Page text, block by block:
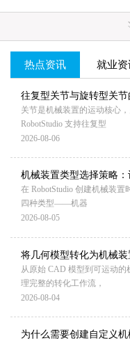
热点资讯 就业资
往复型关节与旋转型关
关节是机械装置的运动核心
RobotStudio 支持往复型
2026-08-06
机械装置类型选择策略
在 RobotStudio 创建机械装置
四种类型——机器
2026-08-05
将几何模型转化为机械
从原始 CAD 模型到可运动
理完整的转化工作流，
2026-08-04
为什么需要创建自定义